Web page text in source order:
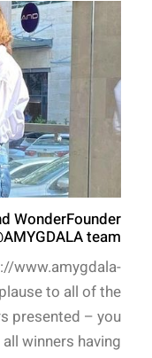
WonderFounder
team!
www.amygdala-
to all of the
presented – you
all winners having